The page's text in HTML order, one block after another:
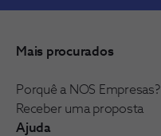
Mais procurados
Porquê a NOS Empresas?
Receber uma proposta
Ajuda